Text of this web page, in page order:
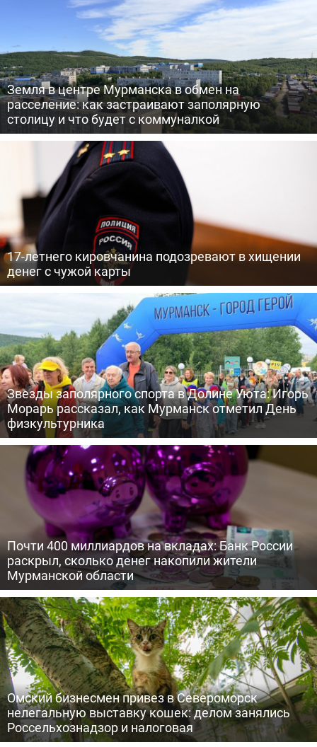
Земля в центре Мурманска в обмен на
расселение: как застраивают заполярную
столицу и что будет с коммуналкой
17-летнего кировчанина подозревают в хищении
денег с чужой карты
Звезды заполярного спорта в Долине Уюта: Игорь
Морарь рассказал, как Мурманск отметил День
физкультурника
Почти 400 миллиардов на вкладах: Банк России
раскрыл, сколько денег накопили жители
Мурманской области
Омский бизнесмен привез в Североморск
нелегальную выставку кошек: делом занялись
Россельхознадзор и налоговая